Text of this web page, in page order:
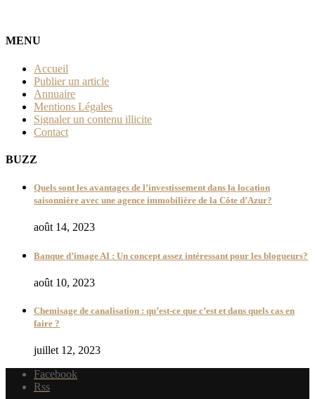
MENU
Accueil
Publier un article
Annuaire
Mentions Légales
Signaler un contenu illicite
Contact
BUZZ
Quels sont les avantages de l’investissement dans la location
saisonnière avec une agence immobilière de la Côte d’Azur?
août 14, 2023
Banque d’image AI : Un concept assez intéressant pour les blogueurs?
août 10, 2023
Chemisage de canalisation : qu’est-ce que c’est et dans quels cas en
faire ?
juillet 12, 2023
Facebook
Rss